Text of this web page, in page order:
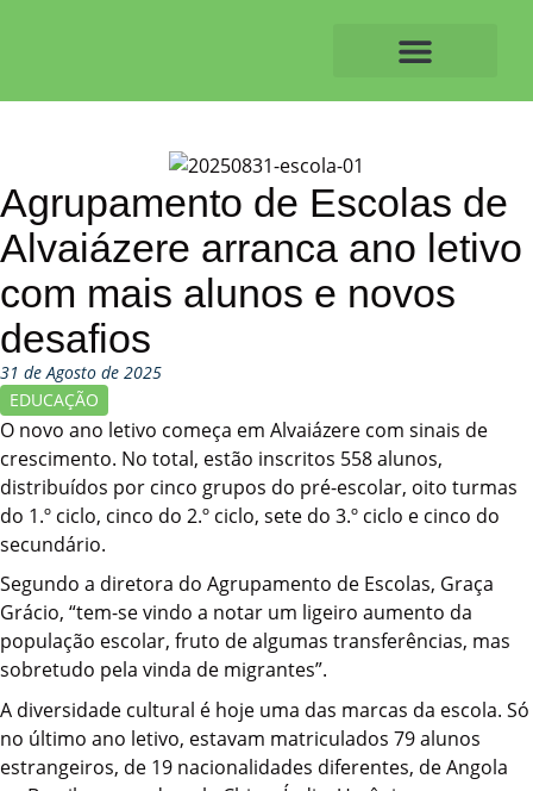
Agrupamento de Escolas de
Alvaiázere arranca ano letivo
com mais alunos e novos
desafios
31 de Agosto de 2025
EDUCAÇÃO
O novo ano letivo começa em Alvaiázere com sinais de
crescimento. No total, estão inscritos 558 alunos,
distribuídos por cinco grupos do pré-escolar, oito turmas
do 1.º ciclo, cinco do 2.º ciclo, sete do 3.º ciclo e cinco do
secundário.
Segundo a diretora do Agrupamento de Escolas, Graça
Grácio, “tem-se vindo a notar um ligeiro aumento da
população escolar, fruto de algumas transferências, mas
sobretudo pela vinda de migrantes”.
A diversidade cultural é hoje uma das marcas da escola. Só
no último ano letivo, estavam matriculados 79 alunos
estrangeiros, de 19 nacionalidades diferentes, de Angola